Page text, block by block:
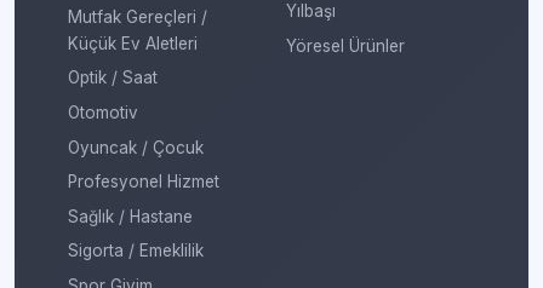
Mutfak Gereçleri /
Küçük Ev Aletleri
Optik / Saat
Otomotiv
Oyuncak / Çocuk
Profesyonel Hizmet
Sağlık / Hastane
Sigorta / Emeklilik
Yılbaşı
Yöresel Ürünler